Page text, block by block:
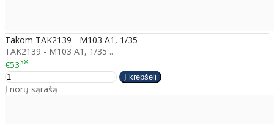
Takom TAK2139 - M103 A1, 1/35
TAK2139 - M103 A1, 1/35 ..
€5338
Į norų sąrašą